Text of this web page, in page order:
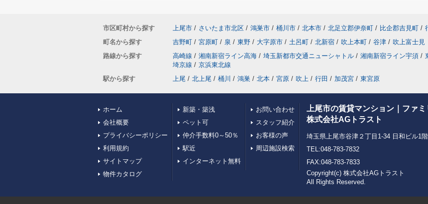
市区町村から探す 上尾市 / さいたま市北区 / 鴻巣市 / 桶川市 / 北本市 / 北足立郡伊奈町 / 比企郡吉見町 /
町名から探す
吉野町 / 宮原町 / 泉 / 東野 / 大字原市 / 土呂町 / 北新宿 / 吹上本町 / 谷津 / 吹上富士見
路線から探す
高崎線 / 湘南新宿ライン高海 / 埼玉新都市交通ニューシャトル / 湘南新宿ライン宇須 /
埼京線 / 京浜東北線
駅から探す
上尾 / 北上尾 / 桶川 / 鴻巣 / 北本 / 宮原 / 吹上 / 行田 / 加茂宮 / 東宮原
ホーム
会社概要
プライバシーポリシー
利用規約
サイトマップ
物件カタログ
新築・築浅
ペット可
仲介手数料0～50％
駅近
インターネット無料
お問い合わせ
スタッフ紹介
お客様の声
周辺施設検索
上尾市の賃貸マンション｜ファ
株式会社AGトラスト
埼玉県上尾市谷津２丁目1-34 日和ビル1階
TEL:048-783-7832
FAX:048-783-7833
Copyright(c) 株式会社AGトラスト
All Rights Reserved.